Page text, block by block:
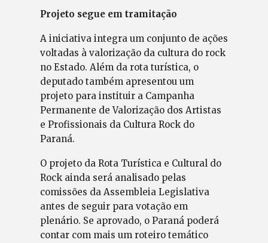
Projeto segue em tramitação
A iniciativa integra um conjunto de ações
voltadas à valorização da cultura do rock
no Estado. Além da rota turística, o
deputado também apresentou um
projeto para instituir a Campanha
Permanente de Valorização dos Artistas
e Profissionais da Cultura Rock do
Paraná.
O projeto da Rota Turística e Cultural do
Rock ainda será analisado pelas
comissões da Assembleia Legislativa
antes de seguir para votação em
plenário. Se aprovado, o Paraná poderá
contar com mais um roteiro temático